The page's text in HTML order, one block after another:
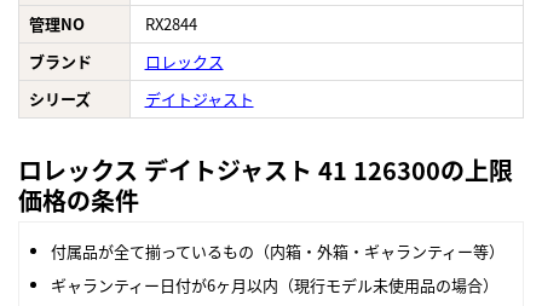
管理NO
RX2844
ブランド
ロレックス
シリーズ
デイトジャスト
ロレックス デイトジャスト 41 126300の上限
価格の条件
付属品が全て揃っているもの（内箱・外箱・ギャランティー等）
ギャランティー日付が6ヶ月以内（現行モデル未使用品の場合）